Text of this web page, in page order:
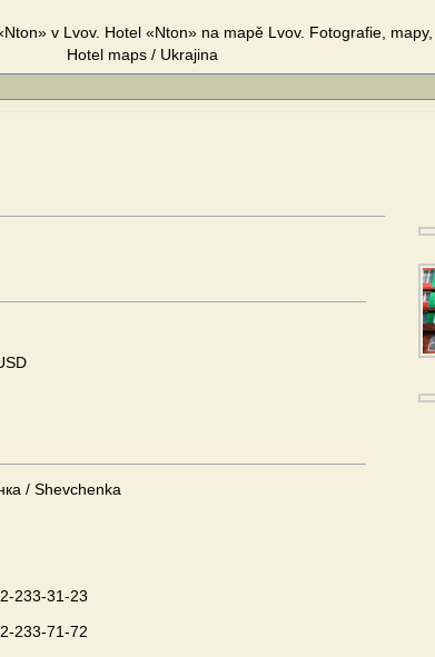
v Lvov. Hotel «Nton» na mapě Lvov. Fotografie, mapy,
Hotel maps / Ukrajina
/ Shevchenka
233-31-23
233-71-72